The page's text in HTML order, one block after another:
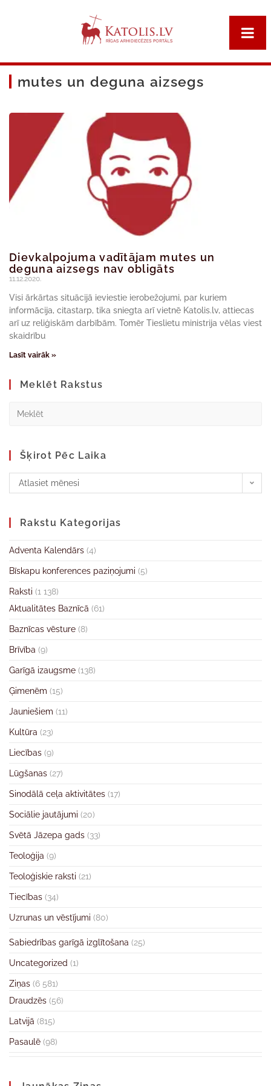
mutes un deguna aizsegs
Dievkalpojuma vadītājam mutes un
deguna aizsegs nav obligāts
11.12.2020.
Visi ārkārtas situācijā ieviestie ierobežojumi, par kuriem
informācija, citastarp, tika sniegta arī vietnē Katolis.lv, attiecas
arī uz reliģiskām darbībām. Tomēr Tieslietu ministrija vēlas viest
skaidrību
Lasīt vairāk »
Meklēt Rakstus
Šķirot Pēc Laika
Atlasiet mēnesi
Rakstu Kategorijas
Adventa Kalendārs (4)
Bīskapu konferences paziņojumi (5)
Raksti (1 138)
Aktualitātes Baznīcā (61)
Baznīcas vēsture (8)
Brīvība (9)
Garīgā izaugsme (138)
Ģimenēm (15)
Jauniešiem (11)
Kultūra (23)
Liecības (9)
Lūgšanas (27)
Sinodālā ceļa aktivitātes (17)
Sociālie jautājumi (20)
Svētā Jāzepa gads (33)
Teoloģija (9)
Teoloģiskie raksti (21)
Tiecības (34)
Uzrunas un vēstījumi (80)
Sabiedrības garīgā izglītošana (25)
Uncategorized (1)
Ziņas (6 581)
Draudzēs (56)
Latvijā (815)
Pasaulē (98)